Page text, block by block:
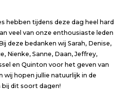
hebben tijdens deze dag heel hard
veel van onze enthousiaste leden
deze bedanken wij Sarah, Denise,
Nienke, Sanne, Daan, Jeffrey,
en Quinton voor het geven van
wij hopen jullie natuurlijk in de
dit soort dagen!